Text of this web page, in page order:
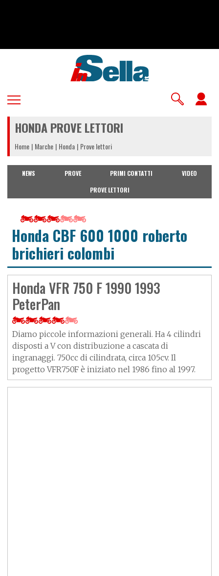
HONDA PROVE LETTORI
Home Marche Honda Prove lettori
NEWS PROVE PRIMI CONTATTI
VIDEO
PROVE LETTORI
Honda CBF 600 1000 roberto
brichieri colombi
Honda VFR 750 F 1990 1993
PeterPan
Diamo piccole informazioni generali. Ha 4 cilindri
disposti a V con distribuzione a cascata di
ingranaggi. 750cc di cilindrata, circa 105cv. Il
progetto VFR750F è iniziato nel 1986 fino al 1997.